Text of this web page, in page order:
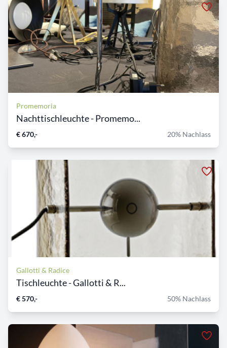
Promemoria
Nachttischleuchte - Promemo...
€ 670,- 20% Nachlass
Gallotti & Radice
Tischleuchte - Gallotti & R...
€ 570,- 50% Nachlass